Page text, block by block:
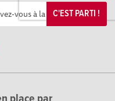
C'EST PARTI !